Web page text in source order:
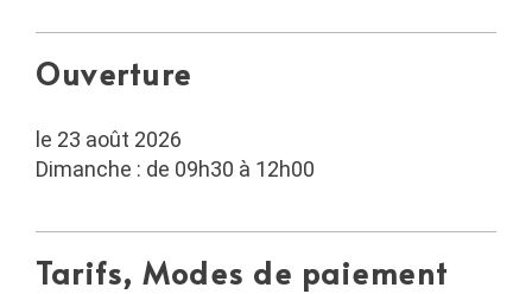
Ouverture
le 23 août 2026
Dimanche : de 09h30 à 12h00
Tarifs, Modes de paiement